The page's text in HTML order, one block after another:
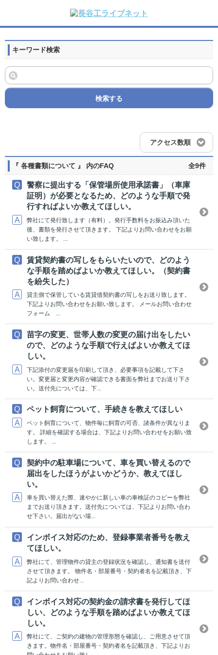
キーワード検索
検索する
アクセス数順
『 各種書類について 』 内のFAQ 全9件
警察に提出する「保管場所使用承諾書」（車庫
証明）が必要となるため、どのような手順で発
行すればよいか教えてほしい。
弊社にて発行致します（有料）。発行手数料をお振込み頂いた
後、書類を発行させて頂きます。 下記よりお問い合わせをお願
い致します。 ...
賃貸契約書の写しをもらいたいので、どのよう
な手順を踏めばよいか教えてほしい。（契約書
を紛失した）
貸主側で保管している賃貸借契約書の写しをお送り致します。
下記よりお問い合わせをお願い致します。 メールお問い合わせ
フォーム ...
苗字の変更、世帯人数の変更の届け出をしたい
ので、どのような手順で行えばよいか教えてほ
しい。
下記添付の変更届を印刷して頂き、必要事項を記載して下さ
い。変更届と変更内容が確認できる書面を弊社までお送り下さ
い。送付先については、下...
ペット飼育について、手続きを教えてほしい
ペット飼育について、物件毎に飼育の可否、諸条件が異なりま
す。 詳細を確認する場合は、下記よりお問い合わせをお願い致
します。 ...
契約中の駐車場について、車を買い替えるので
届出をしたほうがよいかどうか、教えてほし
い。
車を買い替えた際、速やかに新しい車の車検証のコピーを弊社
までお送り頂きます。送付先については、下記よりお問い合わ
せ下さい。届出がない場...
インボイス対応のため、登録事業者番号を教え
てほしい。
弊社にて、管理物件の貸主の登録状況を確認し、通知書を送付
させて頂きます。 物件名・部屋番号・契約者名を記載頂き、下
記よりお問い合わせ...
インボイス対応の契約金の請求書を発行してほ
しい、どのような手順を踏めばよいか教えてほ
しい。
弊社にて、ご契約の建物の管理形態を確認し、ご用意させて頂
きます。物件名・部屋番号・契約者名を記載頂き、下記よりお